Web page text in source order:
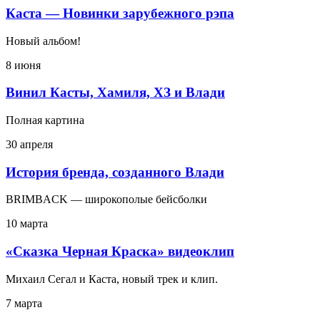
Каста — Новинки зарубежного рэпа
Новый альбом!
8 июня
Винил Касты, Хамиля, ХЗ и Влади
Полная картина
30 апреля
История бренда, созданного Влади
BRIMBACK — широкополые бейсболки
10 марта
«Сказка Черная Краска» видеоклип
Михаил Сегал и Каста, новый трек и клип.
7 марта